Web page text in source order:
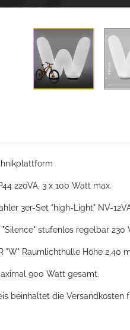
220VA, 3 x 100 Watt max.
3er-Set "high-Light" NV-
stufenlos regelbar 230
"W" Raumlichthülle Höhe 2,40
900 Watt gesamt.
beinhaltet die Versandkosten